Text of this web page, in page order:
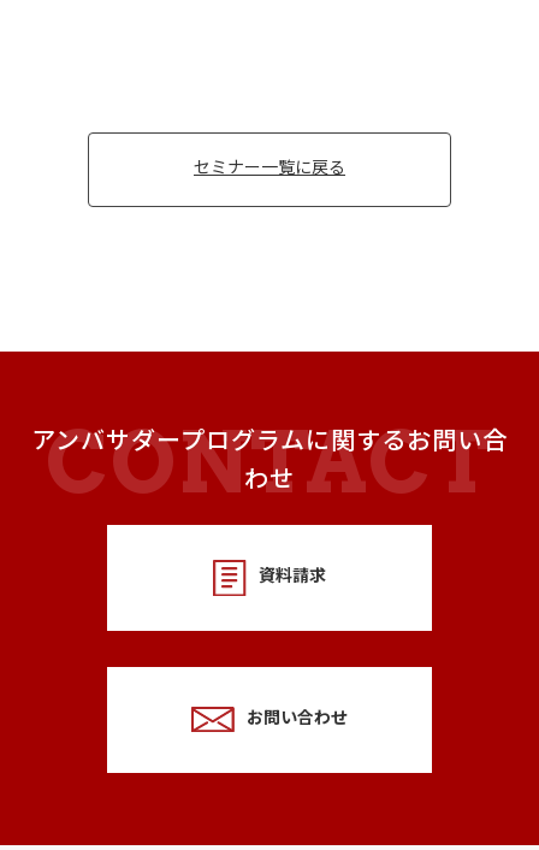
セミナー一覧に戻る
アンバサダープログラムに関するお問い合
わせ
資料請求
お問い合わせ